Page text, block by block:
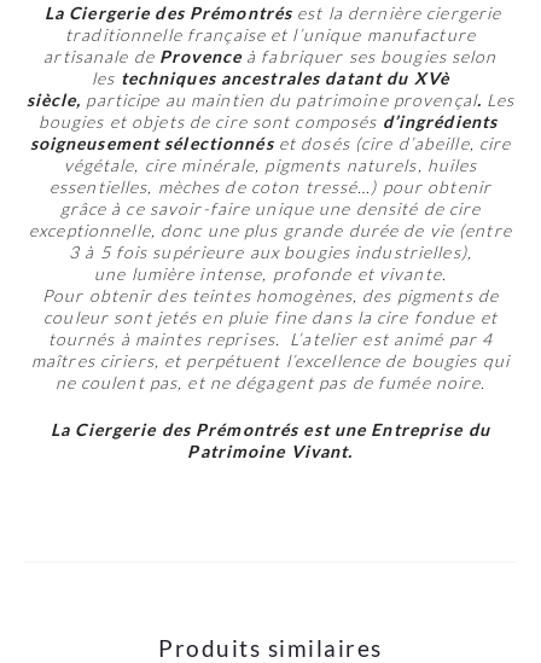
La Ciergerie des Prémontrés est la dernière ciergerie
traditionnelle française et l’unique manufacture
artisanale de Provence à fabriquer ses bougies selon
les techniques ancestrales datant du XVè
siècle, participe au maintien du patrimoine provençal. Les
bougies et objets de cire sont composés d’ingrédients
soigneusement sélectionnéset dosés (cire d’abeille, cire
végétale, cire minérale, pigments naturels, huiles
essentielles, mèches de coton tressé…) pour obtenir
grâce à ce savoir-faire unique une densité de cire
exceptionnelle, donc une plus grande durée de vie (entre
3 à 5 fois supérieure aux bougies industrielles),
une lumière intense, profonde et vivante.
Pour obtenir des teintes homogènes, des pigments de
couleur sont jetés en pluie fine dans la cire fondue et
tournés à maintes reprises. L’atelier est animé par 4
maîtres ciriers, et perpétuent l’excellence de bougies qui
ne coulent pas, et ne dégagent pas de fumée noire.
La Ciergerie des Prémontrés est une Entreprise du
Patrimoine Vivant.
Produits similaires